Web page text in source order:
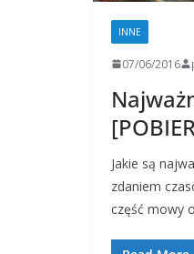
INNE
07/06/2016
Jakie są
zdaniem
część mowy